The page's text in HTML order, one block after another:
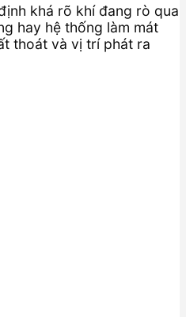
khá rõ khí đang rò qua
hay hệ thống làm mát
thoát và vị trí phát ra